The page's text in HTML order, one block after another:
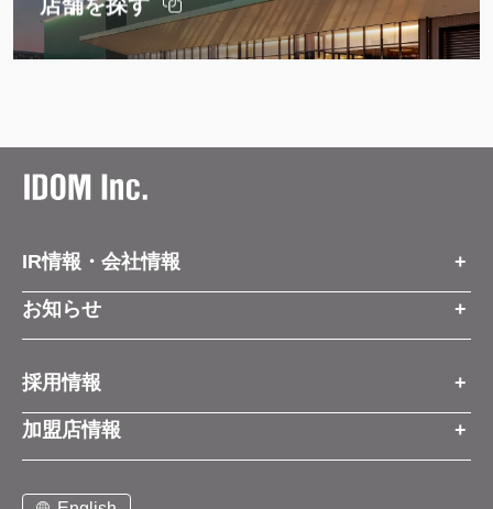
店舗を探す
IR情報・会社情報
IR情報トップ
会社情報
お知らせ
経営方針
お知らせ
プレスリリース
コーポレートブログ
採用情報
採用情報トップ
新卒営業職
中途営業職
加盟店情報